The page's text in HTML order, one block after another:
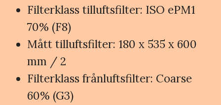
Filterklass tilluftsfilter: ISO ePM1
70% (F8)
Mått tilluftsfilter: 180 x 535 x 600
mm / 2
Filterklass frånluftsfilter: Coarse
60% (G3)